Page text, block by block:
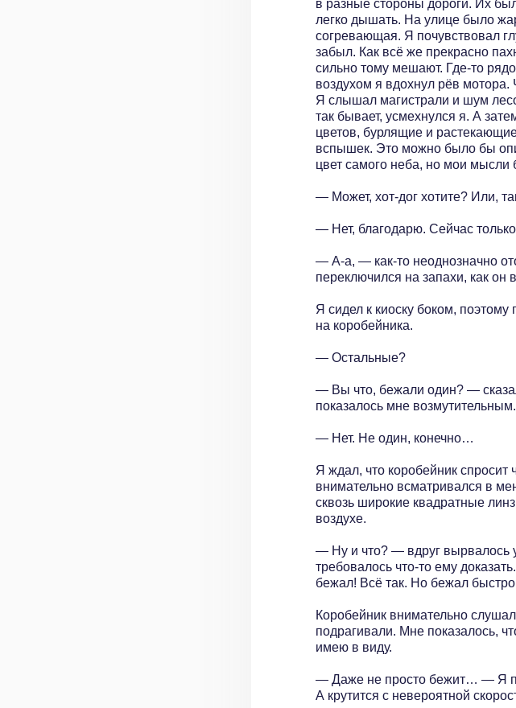
в разные стороны дороги. Их
легко дышать. На улице было
согревающая. Я почувствовал
забыл. Как всё же прекрасно
сильно тому мешают. Где-то
воздухом я вдохнул рёв мотора.
Я слышал магистрали и шум
так бывает, усмехнулся я. А
цветов, бурлящие и
вспышек. Это можно было бы
цвет самого неба, но мои мысли
— Может, хот-дог хотите? Или,
— Нет, благодарю. Сейчас
— А-а, — как-то неоднозначно
переключился на запахи, как
Я сидел к киоску боком, поэтому
на коробейника.
— Остальные?
— Вы что, бежали один? —
показалось мне возмутительным.
— Нет. Не один, конечно…
Я ждал, что коробейник
внимательно всматривался в
сквозь широкие квадратные
воздухе.
— Ну и что? — вдруг вырвалось
требовалось что-то ему
бежал! Всё так. Но бежал
Коробейник внимательно
подрагивали. Мне показалось,
имею в виду.
— Даже не просто бежит… — Я
А крутится с невероятной